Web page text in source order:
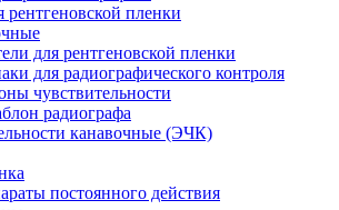
для рентгеновской пленки
аппараты
радиографии